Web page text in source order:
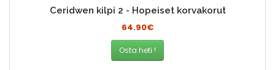
Ceridwen kilpi 2 - Hopeiset korvakorut
64.90€
Osta heti !